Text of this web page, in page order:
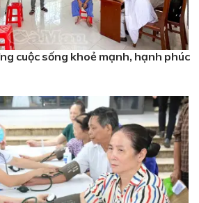
cuộc sống khoẻ mạnh, hạnh phúc